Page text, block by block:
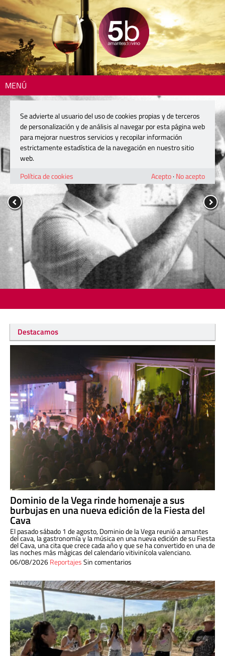
MENÚ
Destacamos
Dominio de la Vega rinde homenaje a sus
burbujas en una nueva edición de la Fiesta del
Cava
El pasado sábado 1 de agosto, Dominio de la Vega reunió a amantes
del cava, la gastronomía y la música en una nueva edición de su Fiesta
del Cava, una cita que crece cada año y que se ha convertido en una de
las noches más mágicas del calendario vitivinícola valenciano.
06/08/2026ReportajesSin comentarios
Se advierte al usuario del uso de cookies propias y de terceros
de personalización y de análisis al navegar por esta página web
para mejorar nuestros servicios y recopilar información
estrictamente estadística de la navegación en nuestro sitio
web.
Política de cookies
Acepto· No acepto